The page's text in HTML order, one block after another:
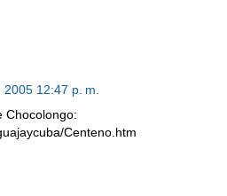
12:47 p. m.
Chocolongo:
Centeno.htm